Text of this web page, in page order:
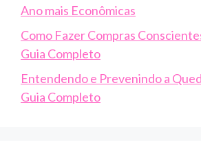
Ano mais Econômicas
Como Fazer Compras
Guia Completo
Entendendo e Prevenindo a
Guia Completo